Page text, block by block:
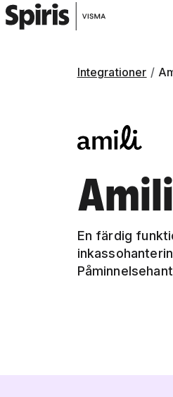
Integrationer
Amili
En färdig